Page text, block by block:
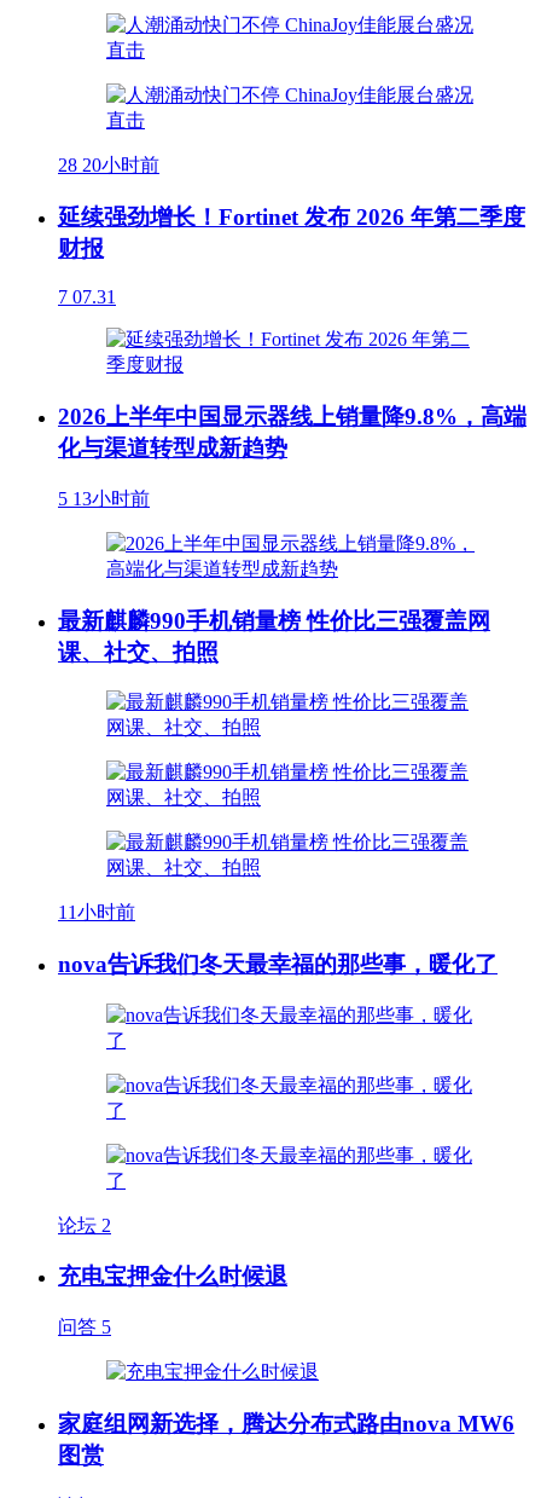
28 20小时前
延续强劲增长！Fortinet 发布 2026 年第二季度
财报
7 07.31
2026上半年中国显示器线上销量降9.8%，高端
化与渠道转型成新趋势
5 13小时前
最新麒麟990手机销量榜 性价比三强覆盖网
课、社交、拍照
11小时前
nova告诉我们冬天最幸福的那些事，暖化了
论坛 2
充电宝押金什么时候退
问答 5
家庭组网新选择，腾达分布式路由nova MW6
图赏